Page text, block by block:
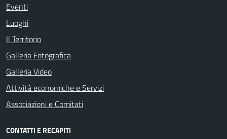
Eventi
Luoghi
Il Territorio
Galleria Fotografica
Galleria Video
Attività economiche e Servizi
Associazioni e Comitati
CONTATTI E RECAPITI